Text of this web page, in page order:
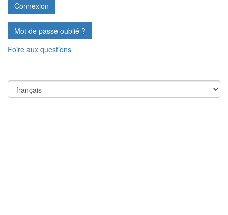
Mot de passe oublié ?
Foire aux questions